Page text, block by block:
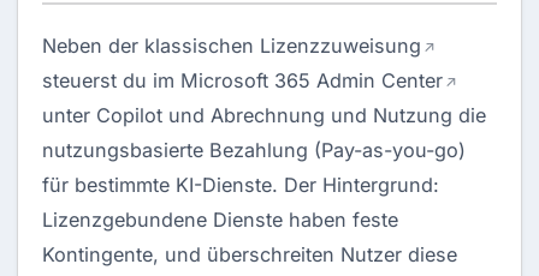
Neben der klassischen Lizenzzuweisung
steuerst du im Microsoft 365 Admin Center
unter Copilot und Abrechnung und Nutzung die
nutzungsbasierte Bezahlung (Pay-as-you-go)
für bestimmte KI-Dienste. Der Hintergrund:
Lizenzgebundene Dienste haben feste
Kontingente, und überschreiten Nutzer diese